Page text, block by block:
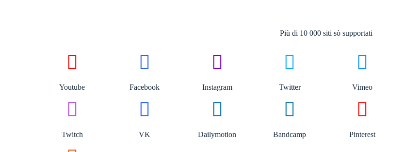
Più di 10 000 siti sò supportati
Youtube Facebook Instagram Twitter Vimeo
Twitch VK Dailymotion Bandcamp Pinterest